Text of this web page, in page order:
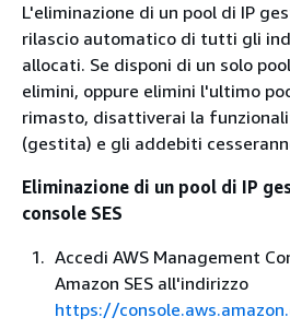
L'eliminazione di un pool di IP
rilascio automatico di tutti gli
allocati. Se disponi di un solo
elimini, oppure elimini l'ultimo
rimasto, disattiverai la
(gestita) e gli addebiti
Eliminazione di un pool di IP
console SES
Accedi AWS Management
Amazon SES all'indirizzo
https://